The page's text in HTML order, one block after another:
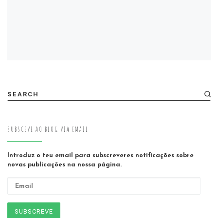
SEARCH
SUBSCEVE AO BLOG VIA EMAIL
Introduz o teu email para subscreveres notificações sobre
novas publicações na nossa página.
SUBSCREVE